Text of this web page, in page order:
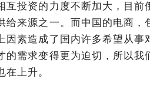
互投资的力度不断加大，目
给来源之一。而中国的电商
因素造成了国内许多希望从
的需求变得更为迫切，所以我
在上升。